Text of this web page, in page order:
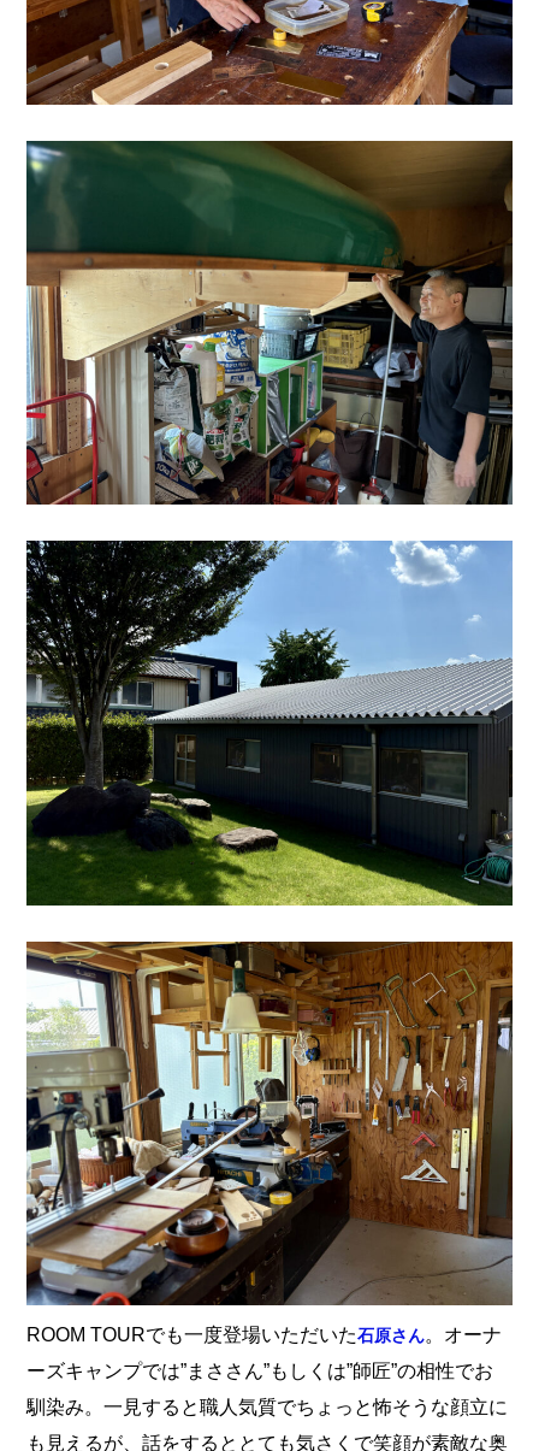
ROOM TOURでも一度登場いただいた石原さん。オーナ
ーズキャンプでは”まささん”もしくは”師匠”の相性でお
馴染み。一見すると職人気質でちょっと怖そうな顔立に
も見えるが、話をするととても気さくで笑顔が素敵な奥